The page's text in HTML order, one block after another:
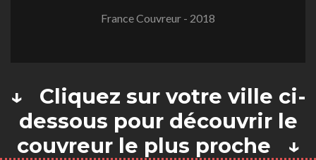
France Couvreur - 2018
↓ Cliquez sur votre ville ci-
dessous pour découvrir le
couvreur le plus proche ↓